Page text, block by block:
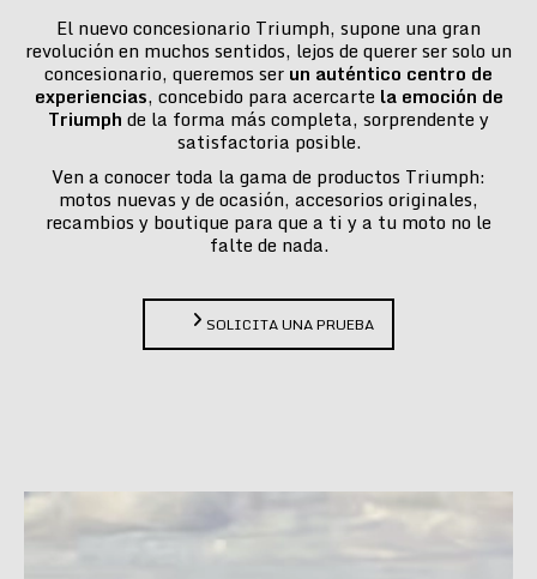
El nuevo concesionario Triumph, supone una gran
revolución en muchos sentidos, lejos de querer ser solo un
concesionario, queremos ser un auténtico centro de
experiencias, concebido para acercarte la emoción de
Triumph de la forma más completa, sorprendente y
satisfactoria posible.
Ven a conocer toda la gama de productos Triumph:
motos nuevas y de ocasión, accesorios originales,
recambios y boutique para que a ti y a tu moto no le
falte de nada.
SOLICITA UNA PRUEBA